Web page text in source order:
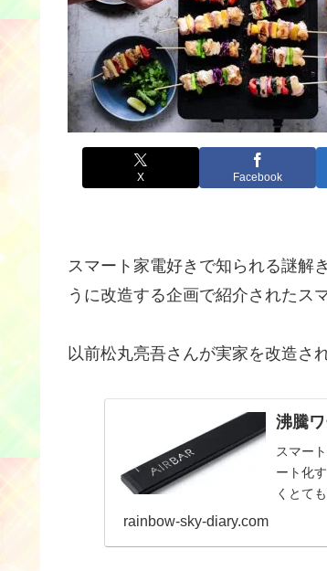
X Facebook
スマート家電好きで知られる謎解
うに改造する企画で紹介されたス
以前松丸亮吾さんが実家を改造さ
沸騰
スマー
ート化
くとて
rainbow-sky-diary.com